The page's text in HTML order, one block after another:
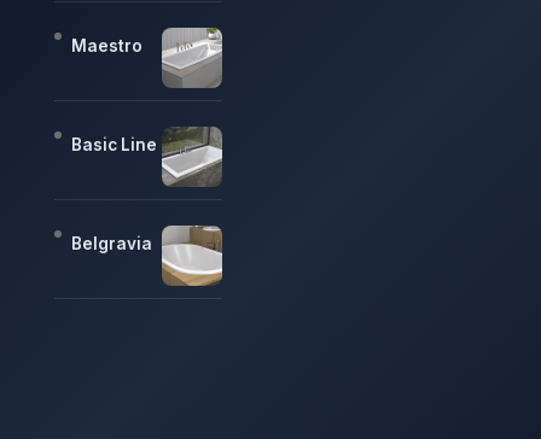
Maestro
Basic Line
Belgravia